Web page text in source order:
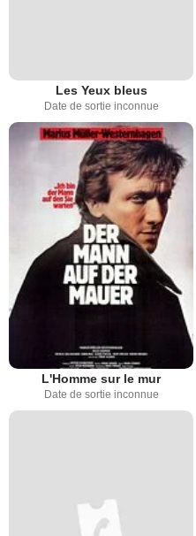
Les Yeux bleus
Date de sortie inconnue
L'Homme sur le mur
Date de sortie inconnue